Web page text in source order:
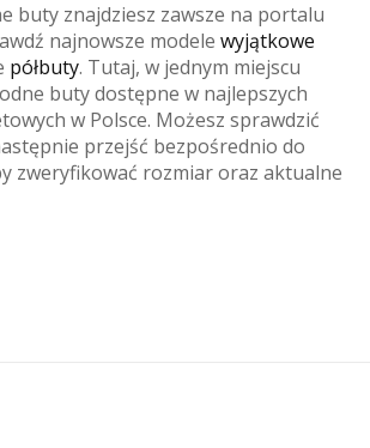
buty znajdziesz zawsze na portalu
najnowsze modele wyjątkowe
półbuty. Tutaj, w jednym miejscu
buty dostępne w najlepszych
w Polsce. Możesz sprawdzić
przejść bezpośrednio do
zweryfikować rozmiar oraz aktualne